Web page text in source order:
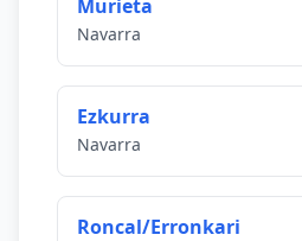
Murieta
Navarra
Ezkurra
Navarra
Roncal/Erronkari